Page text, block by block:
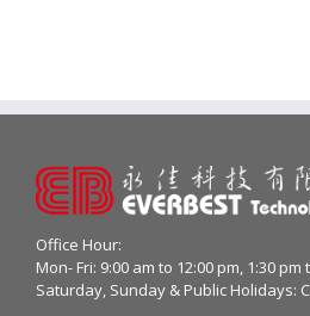
Office Hour:
Mon- Fri: 9:00 am to 12:00 pm, 1:30 pm
Saturday, Sunday & Public Holidays: